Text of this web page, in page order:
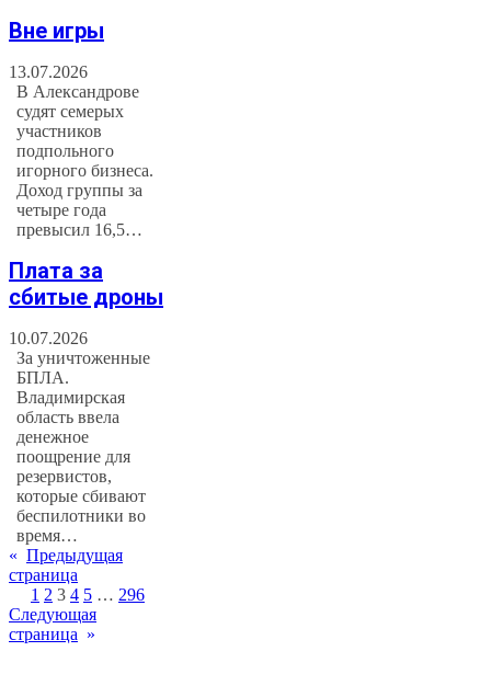
Вне игры
13.07.2026
В Александрове
судят семерых
участников
подпольного
игорного бизнеса.
Доход группы за
четыре года
превысил 16,5…
Плата за
сбитые дроны
10.07.2026
За уничтоженные
БПЛА.
Владимирская
область ввела
денежное
поощрение для
резервистов,
которые сбивают
беспилотники во
время…
« Предыдущая
страница
1 2 3 4 5 … 296
Следующая
страница »